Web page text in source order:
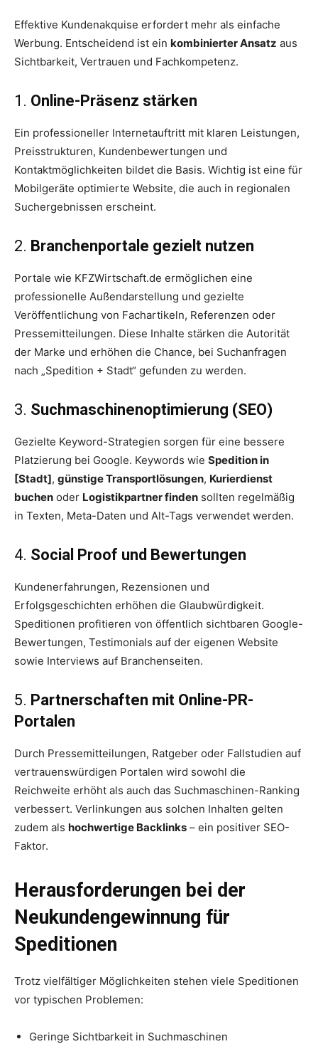
Effektive Kundenakquise erfordert mehr als einfache
Werbung. Entscheidend ist ein kombinierter Ansatz aus
Sichtbarkeit, Vertrauen und Fachkompetenz.
1. Online-Präsenz stärken
Ein professioneller Internetauftritt mit klaren Leistungen,
Preisstrukturen, Kundenbewertungen und
Kontaktmöglichkeiten bildet die Basis. Wichtig ist eine für
Mobilgeräte optimierte Website, die auch in regionalen
Suchergebnissen erscheint.
2. Branchenportale gezielt nutzen
Portale wie KFZWirtschaft.de ermöglichen eine
professionelle Außendarstellung und gezielte
Veröffentlichung von Fachartikeln, Referenzen oder
Pressemitteilungen. Diese Inhalte stärken die Autorität
der Marke und erhöhen die Chance, bei Suchanfragen
nach „Spedition + Stadt“ gefunden zu werden.
3. Suchmaschinenoptimierung (SEO)
Gezielte Keyword-Strategien sorgen für eine bessere
Platzierung bei Google. Keywords wie Spedition in
[Stadt], günstige Transportlösungen, Kurierdienst
buchen oder Logistikpartner finden sollten regelmäßig
in Texten, Meta-Daten und Alt-Tags verwendet werden.
4. Social Proof und Bewertungen
Kundenerfahrungen, Rezensionen und
Erfolgsgeschichten erhöhen die Glaubwürdigkeit.
Speditionen profitieren von öffentlich sichtbaren Google-
Bewertungen, Testimonials auf der eigenen Website
sowie Interviews auf Branchenseiten.
5. Partnerschaften mit Online-PR-
Portalen
Durch Pressemitteilungen, Ratgeber oder Fallstudien auf
vertrauenswürdigen Portalen wird sowohl die
Reichweite erhöht als auch das Suchmaschinen-Ranking
verbessert. Verlinkungen aus solchen Inhalten gelten
zudem als hochwertige Backlinks – ein positiver SEO-
Faktor.
Herausforderungen bei der
Neukundengewinnung für
Speditionen
Trotz vielfältiger Möglichkeiten stehen viele Speditionen
vor typischen Problemen:
Geringe Sichtbarkeit in Suchmaschinen